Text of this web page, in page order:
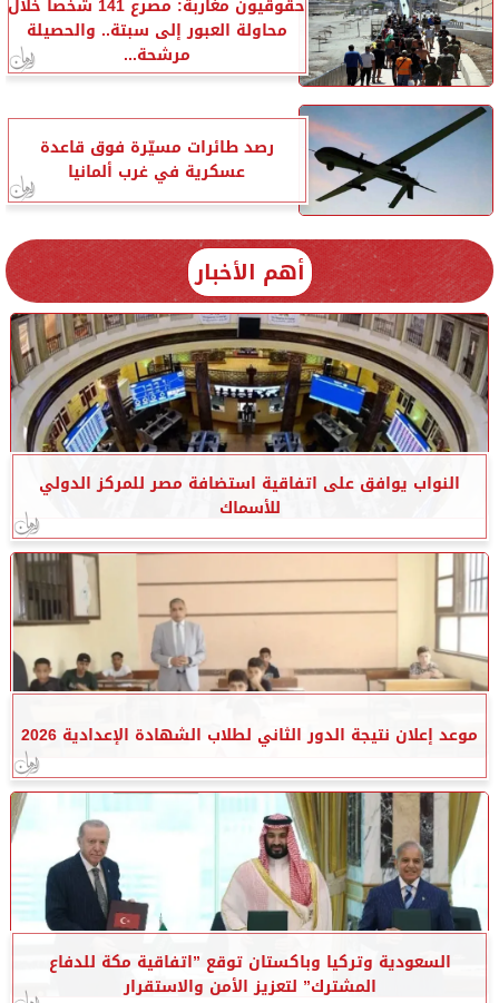
حقوقيون مغاربة: مصرع 141 شخصا خلال
محاولة العبور إلى سبتة.. والحصيلة
مرشحة...
رصد طائرات مسيّرة فوق قاعدة
عسكرية في غرب ألمانيا
أهم الأخبار
النواب يوافق على اتفاقية استضافة مصر للمركز الدولي
للأسماك
موعد إعلان نتيجة الدور الثاني لطلاب الشهادة الإعدادية 2026
السعودية وتركيا وباكستان توقع ”اتفاقية مكة للدفاع
المشترك” لتعزيز الأمن والاستقرار